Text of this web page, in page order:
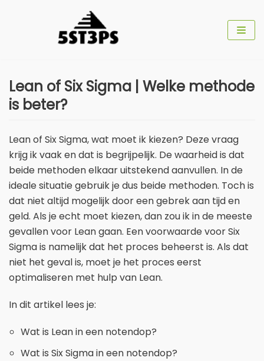
inhoud
Lean of Six Sigma | Welke methode
is beter?
Lean of Six Sigma, wat moet ik kiezen? Deze vraag
krijg ik vaak en dat is begrijpelijk. De waarheid is dat
beide methoden elkaar uitstekend aanvullen. In de
ideale situatie gebruik je dus beide methoden. Toch is
dat niet altijd mogelijk door een gebrek aan tijd en
geld. Als je echt moet kiezen, dan zou ik in de meeste
gevallen voor Lean gaan. Een voorwaarde voor Six
Sigma is namelijk dat het proces beheerst is. Als dat
niet het geval is, moet je het proces eerst
optimaliseren met hulp van Lean.
In dit artikel lees je:
Wat is Lean in een notendop?
Wat is Six Sigma in een notendop?